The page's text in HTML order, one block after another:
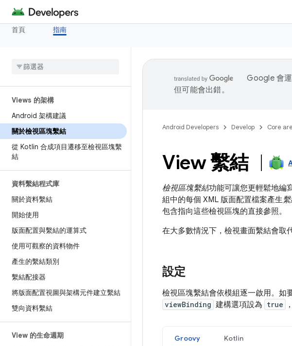
首頁 指南
Views 的架構
Android 架構建議
關於檢視區塊繫結
從 Kotlin 合成項目遷移至檢視區塊繫
結
資料繫結程式庫
關於資料繫結
開始使用
版面配置與繫結的運算式
使用可觀察的資料物件
產生的繫結類別
繫結配接器
將版面配置視圖與架構元件建立繫結
雙向資料繫結
View 的生命週期
Google 會
但可能會出錯。
Android Developers Develop Core
View 繫結
檢視區塊繫結功能可讓您更輕鬆地編
組中的每個 XML 版面配置檔案產生
包含指向這些檢視區塊的直接參照。
在大多數情況下，檢視畫面繫結會取
設定
檢視區塊繫結會依模組逐一啟用。如
viewBinding 建構選項設為 true
Groovy Kotlin